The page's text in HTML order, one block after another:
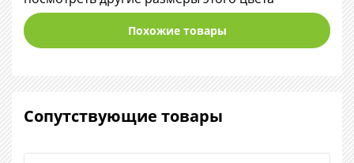
Похожие товары
Сопутствующие товары